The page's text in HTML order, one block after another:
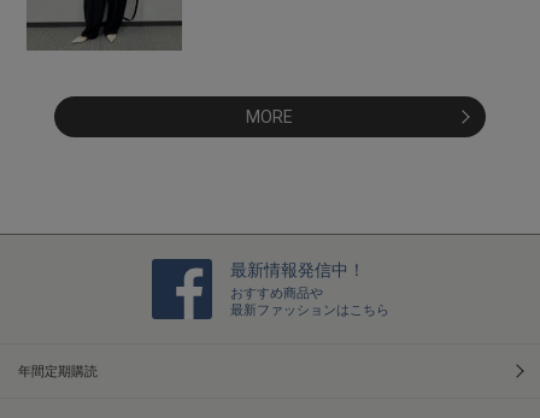
MORE
最新情報発信中！
おすすめ商品や
最新ファッションはこちら
年間定期購読